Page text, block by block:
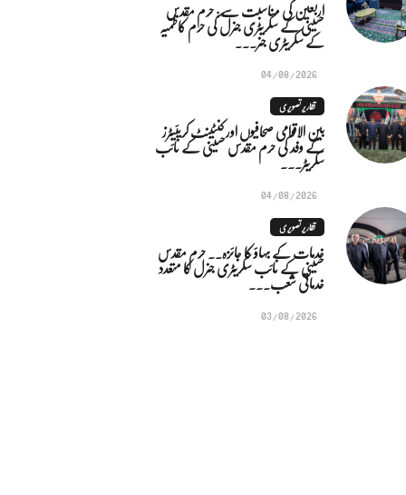
اربعین کی مناسبت سے: حرم مقدس
حسینی کے سکریٹری جنرل کی حرم کاظمیہ
کے سکریٹری جنر...
04/08/2026
تقاریر تصویری
بین الاقوامی صحافیوں اور کنٹینٹ کریئیٹرز
کے وفد کی حرم مقدس حسینی کے نائب
سکریٹر...
04/08/2026
تقاریر تصویری
خدمات کے بہاؤ کا جائزہ.. حرم مقدس
حسینی کے نائب سکریٹری جنرل کا متعدد
خدماتی شعب...
03/08/2026